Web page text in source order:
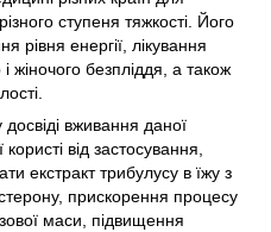
ступеня тяжкості. Його
рівня енергії, лікування
і жіночого безпліддя, а також
вживання даної
від застосування,
екстракт трибулусу в їжу з
прискорення процесу
маси, підвищення